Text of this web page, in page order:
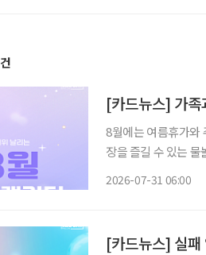
건
[카드뉴스] 가
8월에는 여름휴가와
장을 즐길 수 있는
2026-07-31 06:00
[카드뉴스] 실